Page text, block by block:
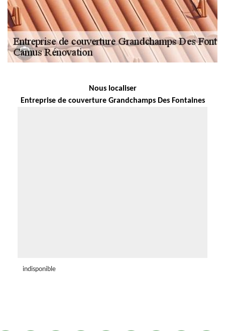
Nous localiser
Entreprise de couverture Grandchamps Des Fontaines
indisponible